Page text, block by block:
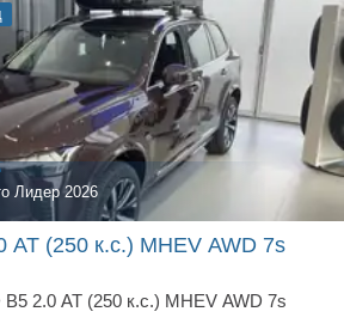
Лидер 2026
AT (250 к.с.) MHEV AWD 7s
B5 2.0 AT (250 к.с.) MHEV AWD 7s